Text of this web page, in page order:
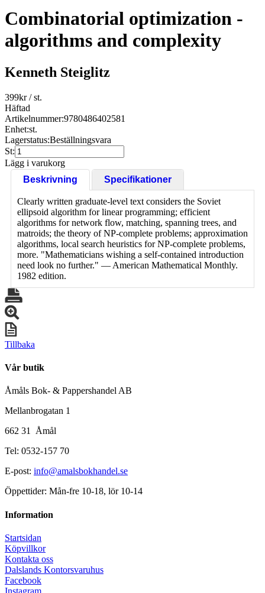
Combinatorial optimization -
algorithms and complexity
Kenneth Steiglitz
399kr/ st.
Häftad
Artikelnummer:9780486402581
Enhet:st.
Lagerstatus:Beställningsvara
St:
Lägg i varukorg
Beskrivning
Specifikationer
Clearly written graduate-level text considers the Soviet
ellipsoid algorithm for linear programming; efficient
algorithms for network flow, matching, spanning trees, and
matroids; the theory of NP-complete problems; approximation
algorithms, local search heuristics for NP-complete problems,
more. "Mathematicians wishing a self-contained introduction
need look no further." — American Mathematical Monthly.
1982 edition.
Tillbaka
Vår butik
Åmåls Bok- & Pappershandel AB
Mellanbrogatan 1
662 31 Åmål
Tel: 0532-157 70
E-post: info@amalsbokhandel.se
Öppettider: Mån-fre 10-18, lör 10-14
Information
Startsidan
Köpvillkor
Kontakta oss
Dalslands Kontorsvaruhus
Facebook
Instagram